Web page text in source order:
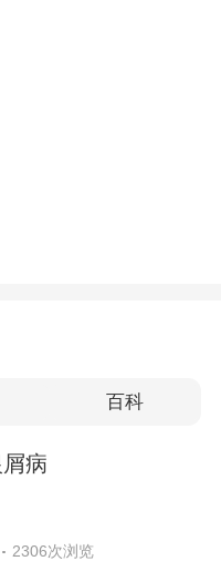
百科
病
2306次浏览